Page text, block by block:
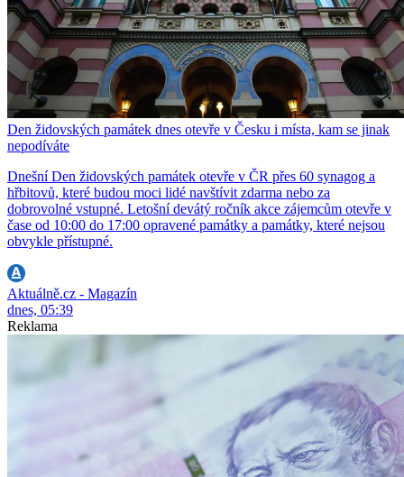
Den židovských památek dnes otevře v Česku i místa, kam se jinak
nepodíváte
Dnešní Den židovských památek otevře v ČR přes 60 synagog a
hřbitovů, které budou moci lidé navštívit zdarma nebo za
dobrovolné vstupné. Letošní devátý ročník akce zájemcům otevře v
čase od 10:00 do 17:00 opravené památky a památky, které nejsou
obvykle přístupné.
Aktuálně.cz - Magazín
dnes, 05:39
Reklama